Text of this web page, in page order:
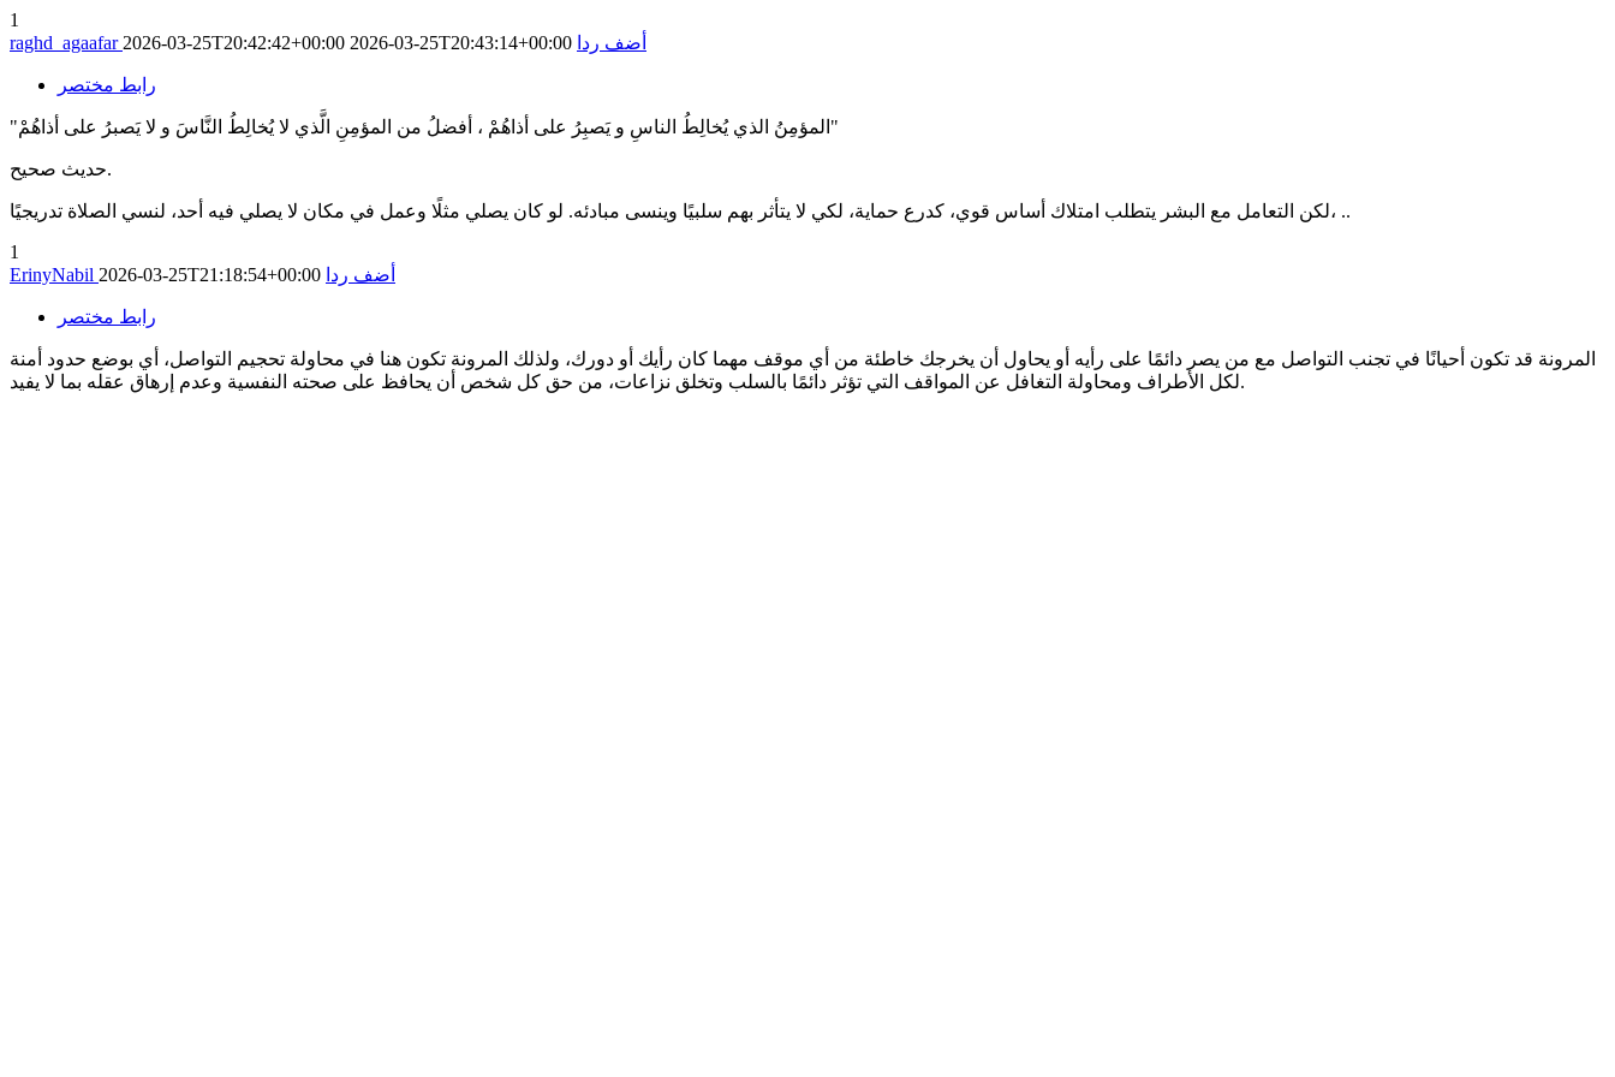
1
raghd_agaafar 2026-03-25T20:42:42+00:00 2026-03-25T20:43:14+00:00 أضف ردا
رابط مختصر
"المؤمِنُ الذي يُخالِطُ الناسِ و يَصبِرُ على أذاهُمْ ، أفضلُ من المؤمِنِ الَّذي لا يُخالِطُ النَّاسَ و لا يَصبرُ على أذاهُمْ"
حديث صحيح.
لكن التعامل مع البشر يتطلب امتلاك أساس قوي، كدرع حماية، لكي لا يتأثر بهم سلبيًا وينسى مبادئه. لو كان يصلي مثلًا وعمل في مكان لا يصلي فيه أحد، لنسي الصلاة تدريجيًا، ..
1
ErinyNabil 2026-03-25T21:18:54+00:00 أضف ردا
رابط مختصر
المرونة قد تكون أحيانًا في تجنب التواصل مع من يصر دائمًا على رأيه أو يحاول أن يخرجك خاطئة من أي موقف مهما كان رأيك أو دورك، ولذلك المرونة تكون هنا في محاولة تحجيم التواصل، أي بوضع حدود أمنة
لكل الأطراف ومحاولة التغافل عن المواقف التي تؤثر دائمًا بالسلب وتخلق نزاعات، من حق كل شخص أن يحافظ على صحته النفسية وعدم إرهاق عقله بما لا يفيد.